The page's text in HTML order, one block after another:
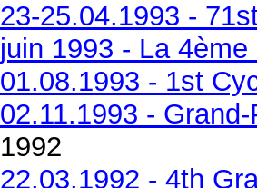
23-25.04.1993 -
juin 1993 - La
01.08.1993 - 1st
02.11.1993 -
1992
22.03.1992 - 4th